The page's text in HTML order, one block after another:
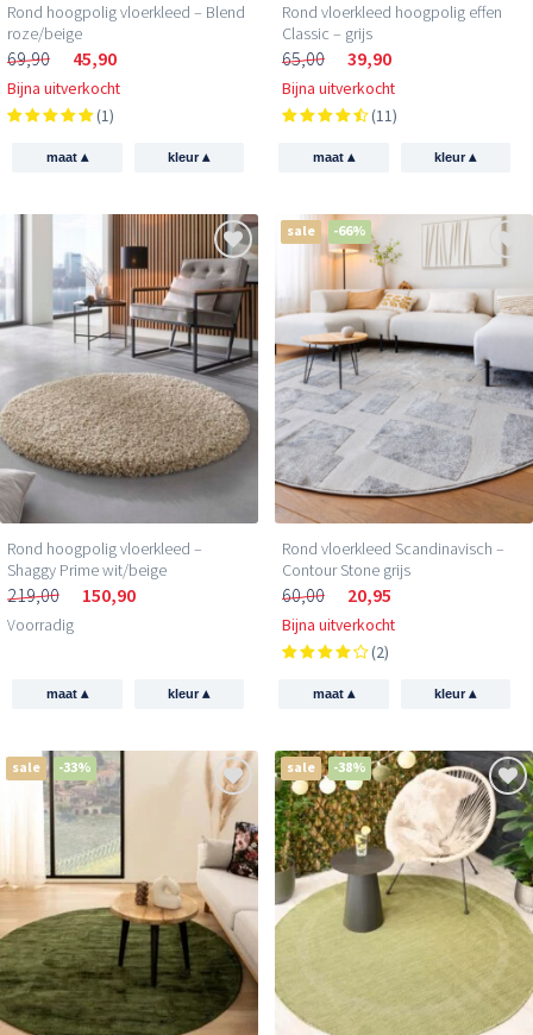
Rond hoogpolig vloerkleed – Blend
roze/beige
69,90 45,90
Bijna uitverkocht
(1)
maat ▴ kleur▴
Rond vloerkleed hoogpolig effen
Classic – grijs
65,00 39,90
Bijna uitverkocht
(11)
maat ▴ kleur▴
Rond hoogpolig vloerkleed –
Shaggy Prime wit/beige
219,00 150,90
Voorradig
maat ▴ kleur▴
sale -66%
Rond vloerkleed Scandinavisch –
Contour Stone grijs
60,00 20,95
Bijna uitverkocht
(2)
maat ▴ kleur▴
sale -33% sale -38%